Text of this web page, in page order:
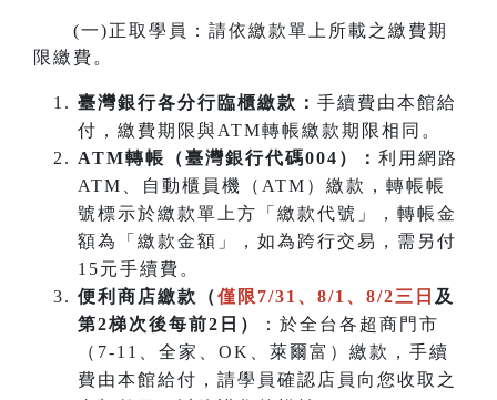
(一)正取學員：請依繳款單上所載之繳費期
限繳費。
臺灣銀行各分行臨櫃繳款： 手續費由本館給
付，繳費期限與ATM轉帳繳款期限相同。
ATM轉帳（臺灣銀行代碼004）： 利用網路
ATM、自動櫃員機（ATM）繳款，轉帳帳
號標示於繳款單上方「繳款代號」，轉帳金
額為「繳款金額」，如為跨行交易，需另付
15元手續費。
便利商店繳款（ 僅限7/31、8/1、8/2三日 及
第2梯次後每前2日）
：於全台各超商門市
（7-11、全家、OK、萊爾富）繳款，手續
費由本館給付，請學員確認店員向您收取之